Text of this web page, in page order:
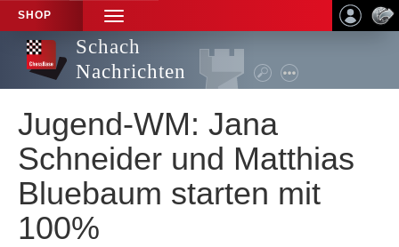
SHOP
TOGGLE
NAVIGATION
Schach
Nachrichten
Jugend-WM: Jana
Schneider und Matthias
Bluebaum starten mit
100%